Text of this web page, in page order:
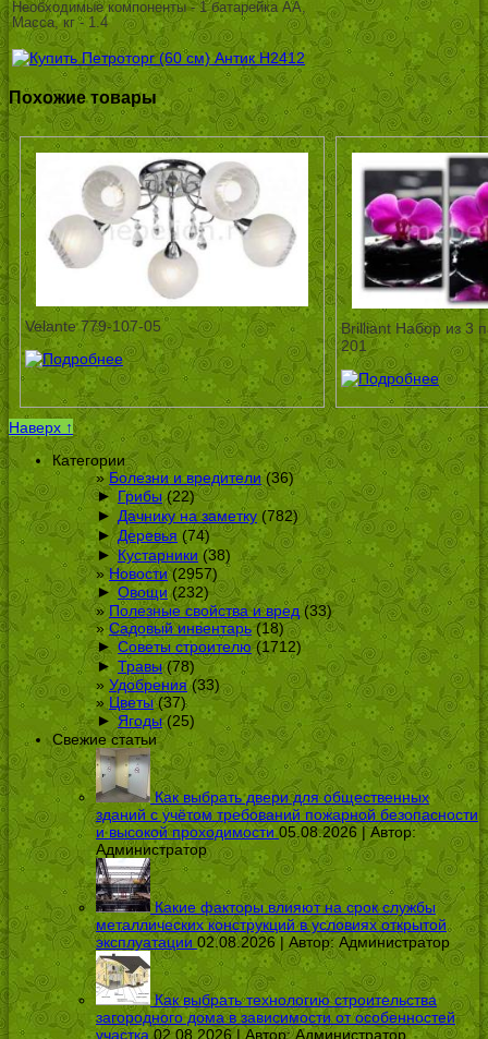
Необходимые компоненты - 1 батарейка АА,
Масса, кг - 1.4
Похожие товары
Velante 779-107-05
Brilliant Набор из 3
201
Наверх ↑
Категории
Болезни и вредители(36)
► Грибы(22)
► Дачнику на заметку (782)
► Деревья (74)
► Кустарники (38)
Новости(2957)
► Овощи(232)
Полезные свойства и вред (33)
Садовый инвентарь(18)
► Советы строителю(1712)
► Травы(78)
Удобрения(33)
Цветы(37)
► Ягоды(25)
Свежие статьи
Как выбрать двери для общественных
зданий с учётом требований пожарной безопасности
и высокой проходимости 05.08.2026 | Автор:
Администратор
Какие факторы влияют на срок службы
металлических конструкций в условиях открытой
эксплуатации 02.08.2026 | Автор: Администратор
Как выбрать технологию строительства
загородного дома в зависимости от особенностей
участка 02.08.2026 | Автор:Администратор